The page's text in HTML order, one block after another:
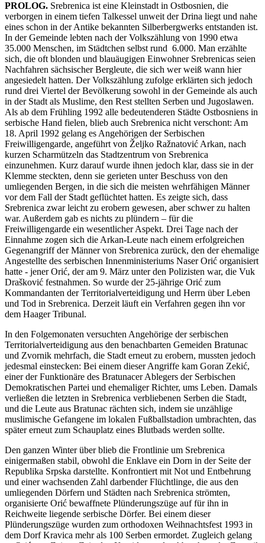
PROLOG. Srebrenica ist eine Kleinstadt in Ostbosnien, die
verborgen in einem tiefen Talkessel unweit der Drina liegt und nahe
eines schon in der Antike bekannten Silberbergwerks entstanden ist.
In der Gemeinde lebten nach der Volkszählung von 1990 etwa
35.000 Menschen, im Städtchen selbst rund 6.000. Man erzählte
sich, die oft blonden und blauäugigen Einwohner Srebrenicas seien
Nachfahren sächsischer Bergleute, die sich wer weiß wann hier
angesiedelt hatten. Der Volkszählung zufolge erklärten sich jedoch
rund drei Viertel der Bevölkerung sowohl in der Gemeinde als auch
in der Stadt als Muslime, den Rest stellten Serben und Jugoslawen.
Als ab dem Frühling 1992 alle bedeutenderen Städte Ostbosniens in
serbische Hand fielen, blieb auch Srebrenica nicht verschont: Am
18. April 1992 gelang es Angehörigen der Serbischen
Freiwilligengarde, angeführt von Željko Ražnatović Arkan, nach
kurzen Scharmützeln das Stadtzentrum von Srebrenica
einzunehmen. Kurz darauf wurde ihnen jedoch klar, dass sie in der
Klemme steckten, denn sie gerieten unter Beschuss von den
umliegenden Bergen, in die sich die meisten wehrfähigen Männer
vor dem Fall der Stadt geflüchtet hatten. Es zeigte sich, dass
Srebrenica zwar leicht zu erobern gewesen, aber schwer zu halten
war. Außerdem gab es nichts zu plündern – für die
Freiwilligengarde ein wesentlicher Aspekt. Drei Tage nach der
Einnahme zogen sich die Arkan-Leute nach einem erfolgreichen
Gegenangriff der Männer von Srebrenica zurück, den der ehemalige
Angestellte des serbischen Innenministeriums Naser Orić organisiert
hatte - jener Orić, der am 9. März unter den Polizisten war, die Vuk
Drašković festnahmen. So wurde der 25-jährige Orić zum
Kommandanten der Territorialverteidigung und Herrn über Leben
und Tod in Srebrenica. Derzeit läuft ein Verfahren gegen ihn vor
dem Haager Tribunal.
In den Folgemonaten versuchten Angehörige der serbischen
Territorialverteidigung aus den benachbarten Gemeiden Bratunac
und Zvornik mehrfach, die Stadt erneut zu erobern, mussten jedoch
jedesmal einstecken: Bei einem dieser Angriffe kam Goran Zekić,
einer der Funktionäre des Bratunacer Ablegers der Serbischen
Demokratischen Partei und ehemaliger Richter, ums Leben. Damals
verließen die letzten in Srebrenica verbliebenen Serben die Stadt,
und die Leute aus Bratunac rächten sich, indem sie unzählige
muslimische Gefangene im lokalen Fußballstadion umbrachten, das
später erneut zum Schauplatz eines Blutbads werden sollte.
Den ganzen Winter über blieb die Frontlinie um Srebrenica
einigermaßen stabil, obwohl die Enklave ein Dorn in der Seite der
Republika Srpska darstellte. Konfrontiert mit Not und Entbehrung
und einer wachsenden Zahl darbender Flüchtlinge, die aus den
umliegenden Dörfern und Städten nach Srebrenica strömten,
organisierte Orić bewaffnete Plünderungszüge auf für ihn in
Reichweite liegende serbische Dörfer. Bei einem dieser
Plünderungszüge wurden zum orthodoxen Weihnachtsfest 1993 in
dem Dorf Kravica mehr als 100 Serben ermordet. Zugleich gelang